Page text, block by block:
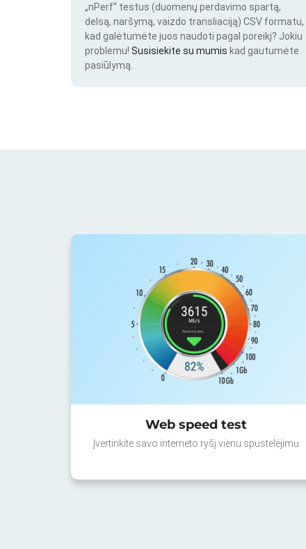
„nPerf“ testus (duomenų perdavimo spartą,
delsą, naršymą, vaizdo transliaciją) CSV formatu,
kad galėtumėte juos naudoti pagal poreikį? Jokiu
problemu! Susisiekite su mumis kad gautumėte
pasiūlymą.
Web speed test
Įvertinkite savo interneto ryšį vienu spustelėjimu